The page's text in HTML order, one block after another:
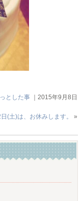
とした事｜2015年9月8日
(土)は、お休みします。
»